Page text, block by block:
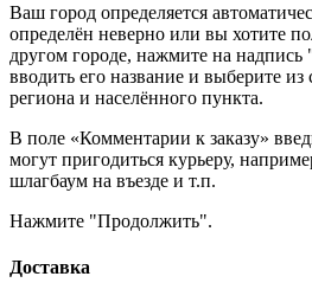
Ваш город определяется
определён неверно или вы хотите
другом городе, нажмите на
вводить его название и выберите
региона и населённого пункта.
В поле «Комментарии к заказу»
могут пригодиться курьеру,
шлагбаум на въезде и т.п.
Нажмите "Продолжить".
Доставка